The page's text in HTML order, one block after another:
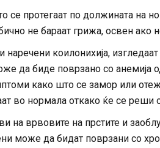
се протегаат по должината на
не бараат грижа, освен ако
коилонихија,
да биде поврзано со
како што се замор или
во нормала откако ќе се реши
на врвовите на прстите и
може да бидат поврзани со